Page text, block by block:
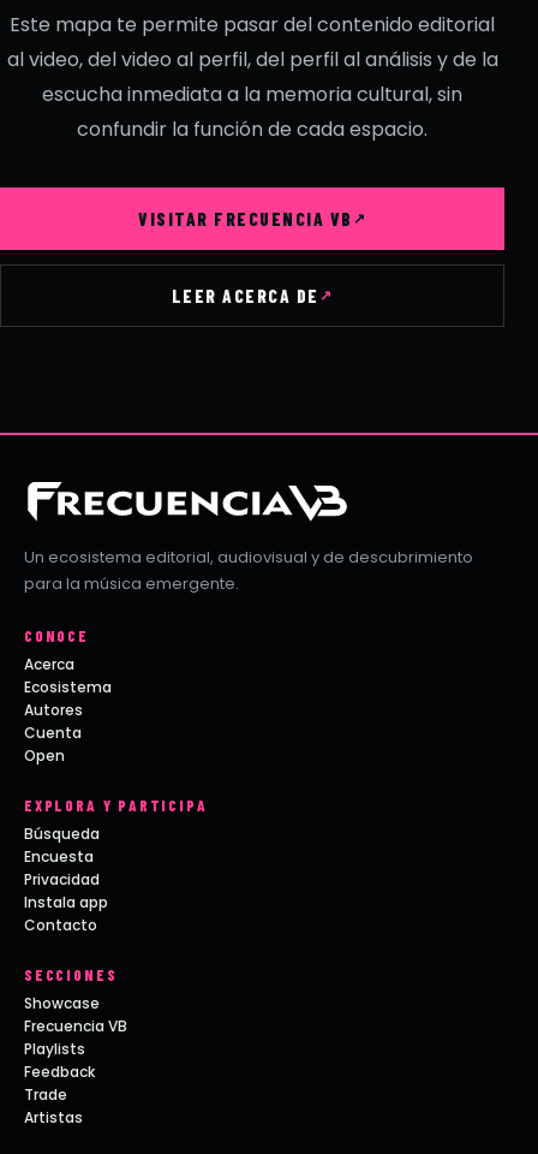
Este mapa te permite pasar del contenido editorial
al video, del video al perfil, del perfil al análisis y de la
escucha inmediata a la memoria cultural, sin
confundir la función de cada espacio.
VISITAR FRECUENCIA VB
LEER ACERCA DE